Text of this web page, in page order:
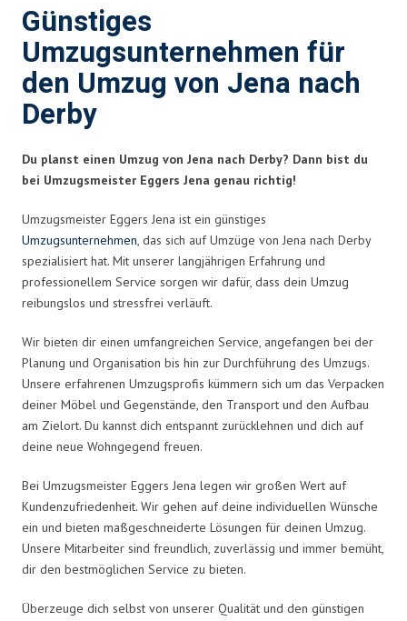
Günstiges
Umzugsunternehmen für
den Umzug von Jena nach
Derby
Du planst einen Umzug von Jena nach Derby? Dann bist du
bei Umzugsmeister Eggers Jena genau richtig!
Umzugsmeister Eggers Jena ist ein günstiges
Umzugsunternehmen, das sich auf Umzüge von Jena nach Derby
spezialisiert hat. Mit unserer langjährigen Erfahrung und
professionellem Service sorgen wir dafür, dass dein Umzug
reibungslos und stressfrei verläuft.
Wir bieten dir einen umfangreichen Service, angefangen bei der
Planung und Organisation bis hin zur Durchführung des Umzugs.
Unsere erfahrenen Umzugsprofis kümmern sich um das Verpacken
deiner Möbel und Gegenstände, den Transport und den Aufbau
am Zielort. Du kannst dich entspannt zurücklehnen und dich auf
deine neue Wohngegend freuen.
Bei Umzugsmeister Eggers Jena legen wir großen Wert auf
Kundenzufriedenheit. Wir gehen auf deine individuellen Wünsche
ein und bieten maßgeschneiderte Lösungen für deinen Umzug.
Unsere Mitarbeiter sind freundlich, zuverlässig und immer bemüht,
dir den bestmöglichen Service zu bieten.
Überzeuge dich selbst von unserer Qualität und den günstigen